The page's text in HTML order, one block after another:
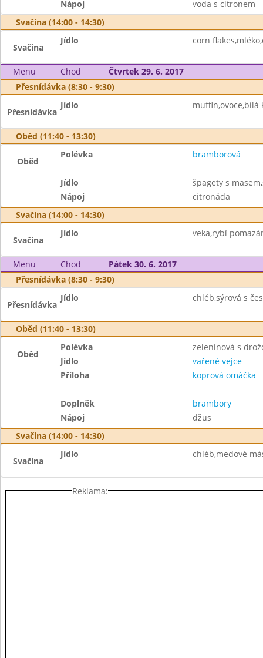
Nápoj
voda s citronem
Svačina (14:00 - 14:30)
Svačina
Jídlo corn
Menu Chod
Čtvrtek 29. 6. 2017
Přesnídávka (8:30 - 9:30)
Přesnídávka
Jídlo muffin,ovoce,bílá
Oběd (11:40 - 13:30)
Oběd
Polévka bramborová
Jídlo
špagety s
Nápoj
citronáda
Svačina (14:00 - 14:30)
Svačina
Jídlo veka,rybí
Menu Chod
Pátek 30. 6. 2017
Přesnídávka (8:30 - 9:30)
Přesnídávka
Jídlo chléb,sýrová s
Oběd (11:40 - 13:30)
Oběd
Polévka
zeleninová s
Jídlo
vařené vejce
Příloha
koprová omáčka
Doplněk
brambory
Nápoj
džus
Svačina (14:00 - 14:30)
Svačina
Jídlo chléb,medové
Reklama: